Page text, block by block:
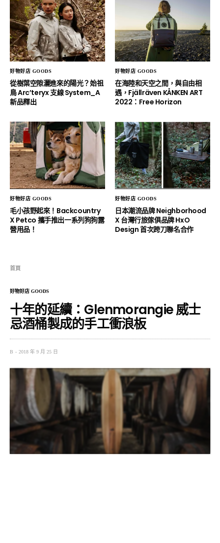
好物好店 GOODS
從樹葉空隙灑進來的陽光？始祖
鳥 Arc’teryx 支線 System_A
新品釋出
好物好店 GOODS
在海陸和天空之間，與自由相
遇，Fjällräven KÅNKEN ART
2022：Free Horizon
好物好店 GOODS
毛小孩野起來！Backcountry
X Petco 攜手推出一系列狗狗露
營用品！
好物好店 GOODS
日本潮流品牌 Neighborhood
X 台灣行旅傢俱品牌 HxO
Design 首次跨刀聯名合作
首頁
好物好店 GOODS
十年的延續：Glenmorangie 威士
忌酒桶製成的手工衝浪板
B 2018 年 9 月 25 日